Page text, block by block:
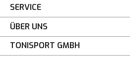
SERVICE
ÜBER UNS
TONISPORT GMBH